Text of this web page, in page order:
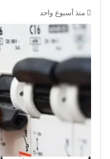
منذ أسبوع واحد